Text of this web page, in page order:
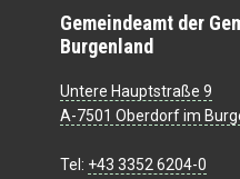
Gemeindeamt der
Burgenland
Untere Hauptstraße 9
A-7501 Oberdorf im
Tel: +43 3352 6204-0